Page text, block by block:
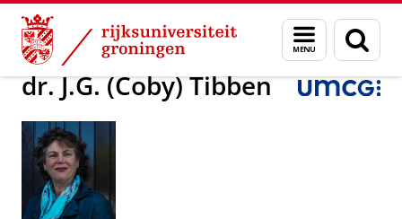
Skip
Content
Skip
Navigation
Menu
en
zoeken
Over ons dr. J.G. (Coby) Tibben
dr. J.G. (Coby) Tibben